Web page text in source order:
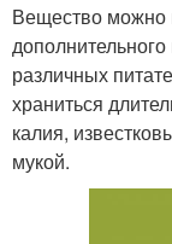
Вещество можно
различных
храниться
калия,
мукой.